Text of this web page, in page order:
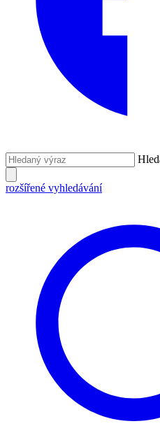
rozšířené vyhledávání